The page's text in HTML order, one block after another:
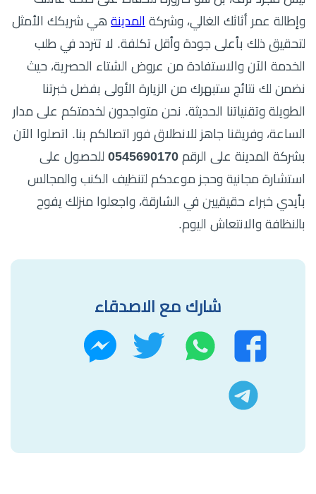
وإطالة عمر أثاثك الغالي، وشركة المدينة هي شريكك الأمثل
لتحقيق ذلك بأعلى جودة وأقل تكلفة. لا تتردد في طلب
الخدمة الآن والاستفادة من عروض الشتاء الحصرية، حيث
نضمن لك نتائج ستبهرك من الزيارة الأولى بفضل خبرتنا
الطويلة وتقنياتنا الحديثة. نحن متواجدون لخدمتكم على مدار
الساعة، وفريقنا جاهز للانطلاق فور اتصالكم بنا. اتصلوا الآن
بشركة المدينة على الرقم 0545690170 للحصول على
استشارة مجانية وحجز موعدكم لتنظيف الكنب والمجالس
بأيدي خبراء حقيقيين في الشارقة، واجعلوا منزلك يفوح
بالنظافة والانتعاش اليوم.
شارك مع الاصدقاء
فيسبوك
واتساب تويتر